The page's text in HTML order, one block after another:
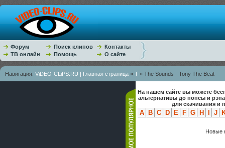
Форум Поиск клипов
Контакты
ТВ онлайн
Помощь О сайте
Навигация: ViDEO-CLiPS.RU | Главная страница » T » The Sounds - Tony The Beat
На нашем сайте вы можете
альтернативы до попсы и
для скачивания и
A B C D E F G H J
Новые